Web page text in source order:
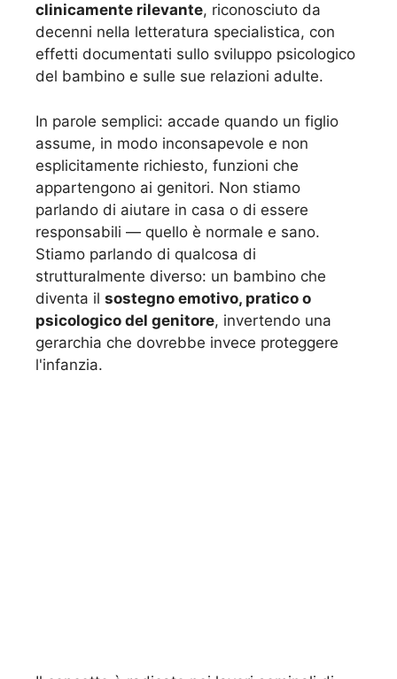
clinicamente rilevante, riconosciuto da
decenni nella letteratura specialistica, con
effetti documentati sullo sviluppo psicologico
del bambino e sulle sue relazioni adulte.
In parole semplici: accade quando un figlio
assume, in modo inconsapevole e non
esplicitamente richiesto, funzioni che
appartengono ai genitori. Non stiamo
parlando di aiutare in casa o di essere
responsabili — quello è normale e sano.
Stiamo parlando di qualcosa di
strutturalmente diverso: un bambino che
diventa il sostegno emotivo, pratico o
psicologico del genitore, invertendo una
gerarchia che dovrebbe invece proteggere
l'infanzia.